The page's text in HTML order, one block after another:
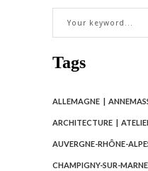
Tags
ALLEMAGNE
ARCHITECTURE
AUVERGNE-RHÔNE-
CHAMPIGNY-SUR-MARNE